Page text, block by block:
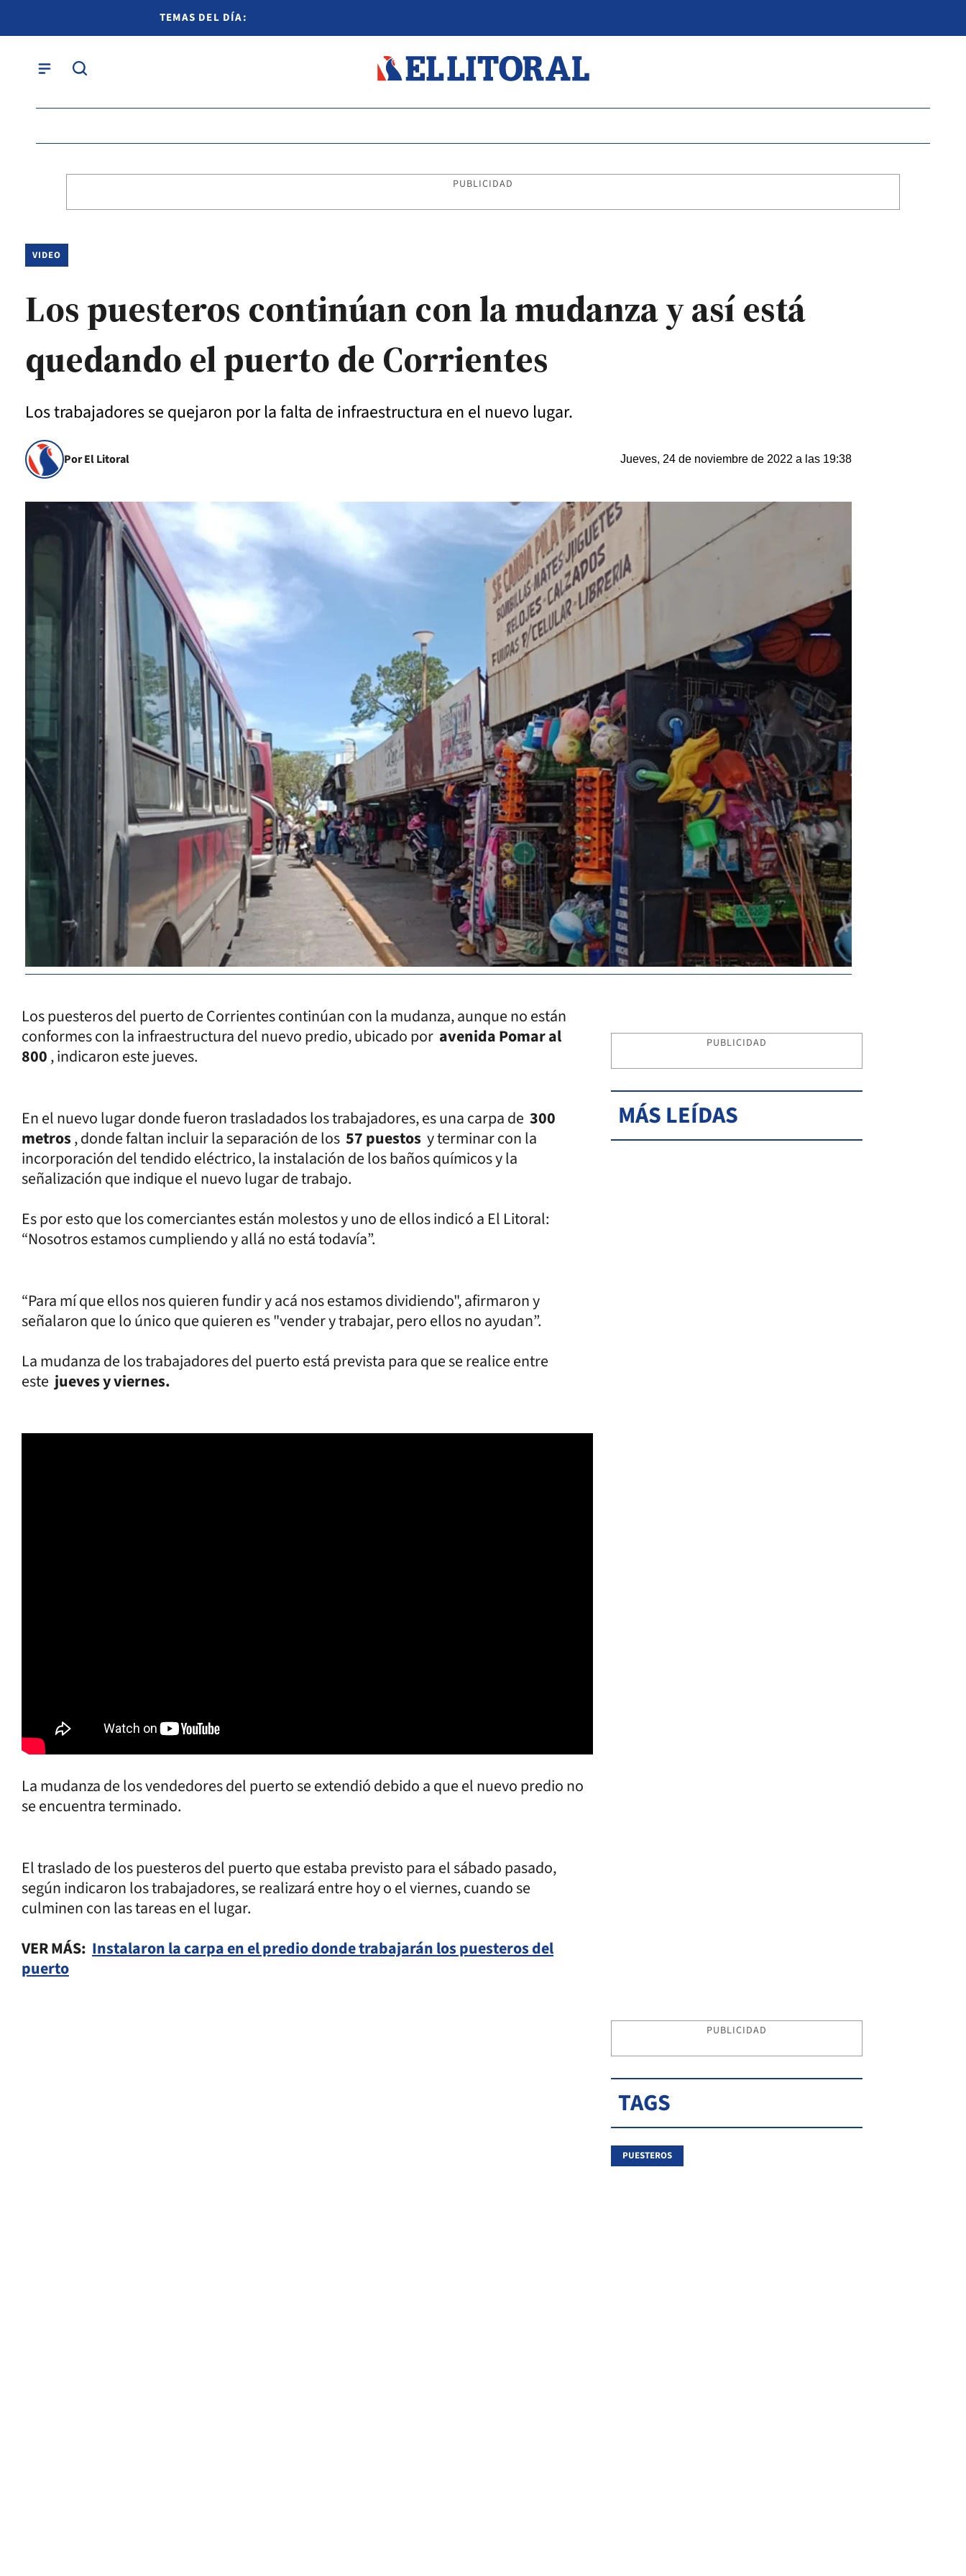
TEMAS DEL DÍA:
PUBLICIDAD
VIDEO
Los puesteros continúan con la mudanza y así está
quedando el puerto de Corrientes
Los trabajadores se quejaron por la falta de infraestructura en el nuevo lugar.
Por El Litoral Jueves, 24 de noviembre de 2022 a las 19:38
Los puesteros del puerto de Corrientes continúan con la mudanza, aunque no están
conformes con la infraestructura del nuevo predio, ubicado por avenida Pomar al
800, indicaron este jueves.
En el nuevo lugar donde fueron trasladados los trabajadores, es una carpa de 300
metros, donde faltan incluir la separación de los 57 puestos y terminar con la
incorporación del tendido eléctrico, la instalación de los baños químicos y la
señalización que indique el nuevo lugar de trabajo.
Es por esto que los comerciantes están molestos y uno de ellos indicó a El Litoral:
“Nosotros estamos cumpliendo y allá no está todavía”.
“Para mí que ellos nos quieren fundir y acá nos estamos dividiendo", afirmaron y
señalaron que lo único que quieren es "vender y trabajar, pero ellos no ayudan”.
La mudanza de los trabajadores del puerto está prevista para que se realice entre
estejueves y viernes.
La mudanza de los vendedores del puerto se extendió debido a que el nuevo predio no
se encuentra terminado.
El traslado de los puesteros del puerto que estaba previsto para el sábado pasado,
según indicaron los trabajadores, se realizará entre hoy o el viernes, cuando se
culminen con las tareas en el lugar.
VER MÁS: Instalaron la carpa en el predio donde trabajarán los puesteros del
puerto
PUBLICIDAD
MÁS LEÍDAS
PUBLICIDAD
TAGS
PUESTEROS